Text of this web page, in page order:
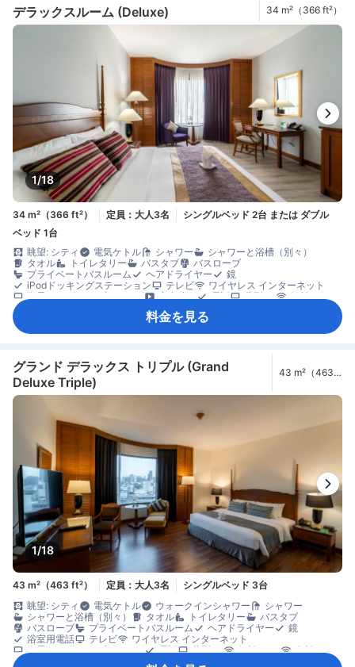
デラックスルーム (Deluxe) 34 m²（366 ft²）
1/18
34 m²（366 ft²） 定員：大人3名
シングルベッド 2台 または ダブル
ベッド 1台
眺望: シティ
電気ケトル シャワー
シャワーと浴槽（別々）
タオル
トイレタリー バスタブ
バスローブ
プライベートバスルーム
ヘアドライヤー
鏡
iPodドッキングステーション
テレビ
ワイヤレス インターネット
衛星テレビ/ケーブルテレビ
室内映画 電話 薄型TV
無料Wi-Fi
傘 遮光カーテン
冷蔵庫
清掃（毎日）
カーペット コネクティングルーム
書斎デスク
折りたたみベッド 窓側
談話エリア
長めのベッド（2m以上）
洋服掛け
ベビーベッド（要リクエスト）
料金を見る
グランド デラックス トリプル (Grand
Deluxe Triple)
43 m²（463
1/18
43 m²（463 ft²） 定員：大人3名
シングルベッド 3台
眺望: シティ
電気ケトル ウォークインシャワー
シャワー
シャワーと浴槽（別々）
タオル トイレタリー
バスタブ
バスローブ
プライベートバスルーム ヘアドライヤー
鏡
浴室用電話
テレビ
ワイヤレス インターネット
衛星テレビ/ケーブルテレビ
電話 薄型TV 無料Wi-Fi
有料Wi-Fi